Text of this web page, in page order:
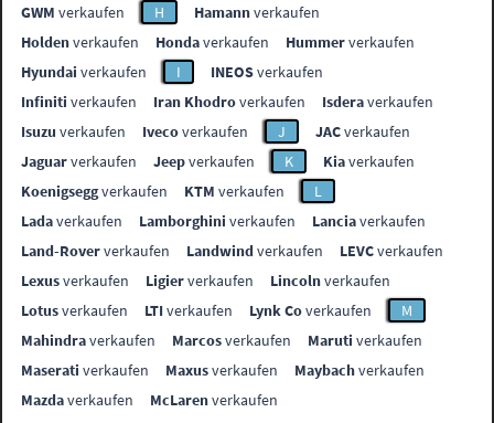
GWM verkaufen H Hamannverkaufen
Holdenverkaufen Hondaverkaufen Hummerverkaufen
Hyundai verkaufen I INEOSverkaufen
Infiniti verkaufen Iran Khodroverkaufen Isderaverkaufen
Isuzu verkaufen Ivecoverkaufen J JACverkaufen
Jaguarverkaufen Jeepverkaufen K Kiaverkaufen
Koenigseggverkaufen KTM verkaufen
L
Ladaverkaufen Lamborghini verkaufen Lanciaverkaufen
Land-Roververkaufen Landwindverkaufen LEVCverkaufen
Lexusverkaufen Ligierverkaufen Lincolnverkaufen
Lotusverkaufen LTIverkaufen Lynk Coverkaufen
M
Mahindraverkaufen Marcosverkaufen Maruti verkaufen
Maserati verkaufen Maxusverkaufen Maybachverkaufen
Mazdaverkaufen McLarenverkaufen